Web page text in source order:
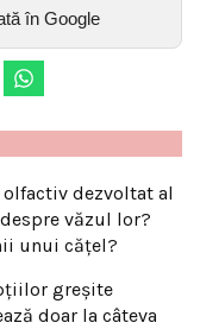
în Google
dezvoltat al
văzul lor?
unui căţel?
greşite
doar la câteva